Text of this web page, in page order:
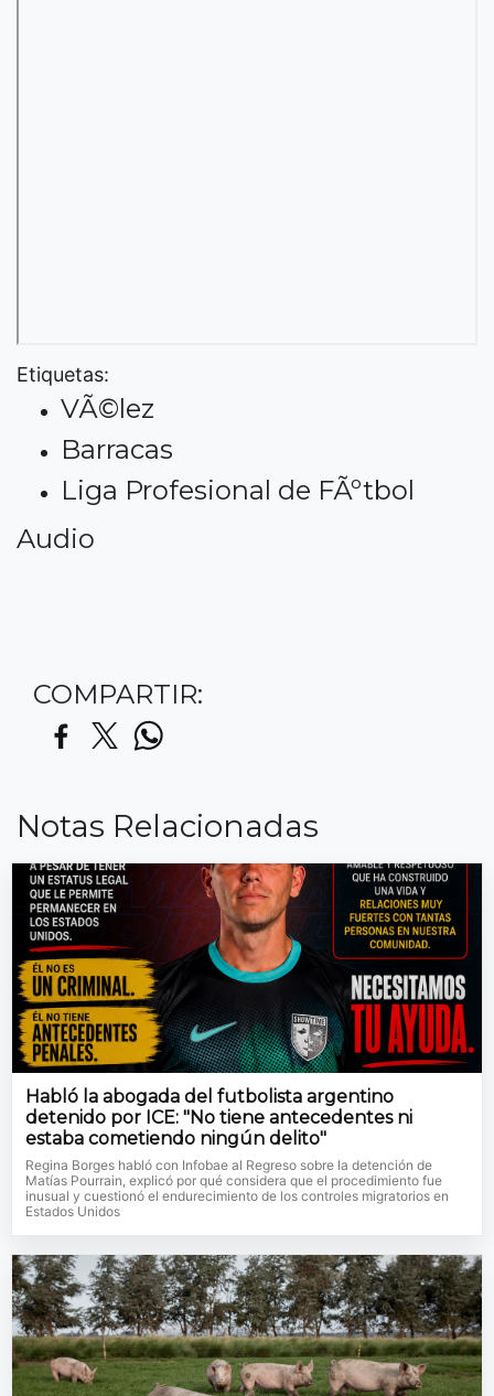
Etiquetas:
VÃ©lez
Barracas
Liga Profesional de FÃºtbol
Audio
COMPARTIR:
Notas Relacionadas
Habló la abogada del futbolista argentino
detenido por ICE: "No tiene antecedentes ni
estaba cometiendo ningún delito"
Regina Borges habló con Infobae al Regreso sobre la detención de
Matías Pourrain, explicó por qué considera que el procedimiento fue
inusual y cuestionó el endurecimiento de los controles migratorios en
Estados Unidos